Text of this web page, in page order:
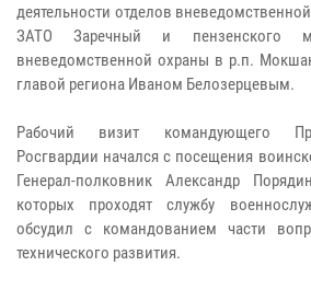
деятельности отделов
ЗАТО Заречный и пензенского
вневедомственной охраны в р.п.
главой региона Иваном Белозерцевым.
Рабочий визит командующего
Росгвардии начался с посещения
Генерал-полковник Александр
которых проходят службу
обсудил с командованием части
технического развития.